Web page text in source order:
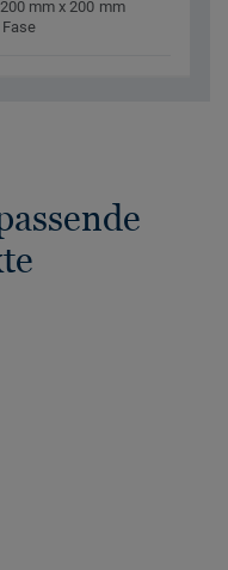
mm x 200 mm